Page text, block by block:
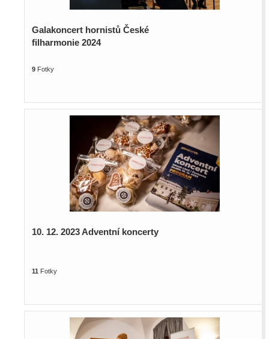
Galakoncert hornistů České
filharmonie 2024
9Fotky
10. 12. 2023 Adventní koncerty
11 Fotky